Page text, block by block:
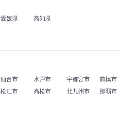
愛媛県 高知県
仙台市 水戸市 宇都宮市 前橋市
松江市 高松市 北九州市 那覇市